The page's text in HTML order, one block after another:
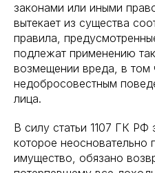
законами или иными
вытекает из существа
правила,
подлежат применению
возмещении вреда, в том
недобросовестным
лица.
В силу статьи 1107 ГК РФ
которое неосновательно
имущество, обязано